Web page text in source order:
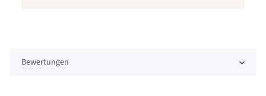
Bewertungen